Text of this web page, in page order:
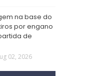
na base do
por engano
de
02, 2026